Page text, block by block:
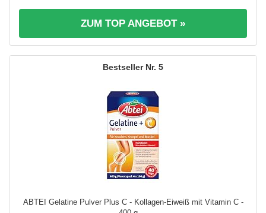
ZUM TOP ANGEBOT »
5
ABTEI Gelatine Pulver Plus C - Kollagen-Eiweiß mit Vitamin C -